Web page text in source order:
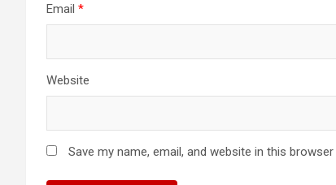
Email *
Website
Save my name, email, and website in this